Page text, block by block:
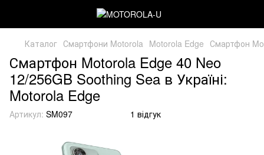
Каталог Смартфони Motorola Motorola Edge Смартфон
Смартфон Motorola Edge 40 Neo
12/256GB Soothing Sea в Україні:
Motorola Edge
Артикул: SM097 1 відгук